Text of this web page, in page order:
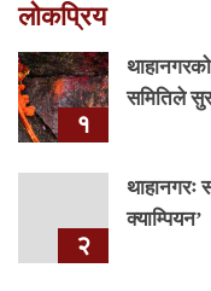
लोकप्रिय
१
समितिले
२
थाहानगरः
क्याम्पियन’